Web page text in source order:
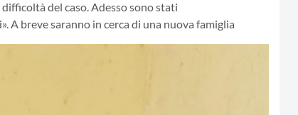
del caso. Adesso sono stati
A breve saranno in cerca di una nuova famiglia